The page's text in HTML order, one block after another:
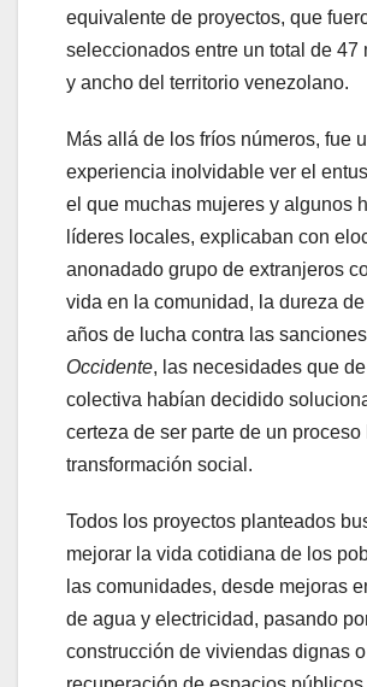
equivalente de proyectos, que
seleccionados entre un total de 47
y ancho del territorio venezolano.
Más allá de los fríos números, fue
experiencia inolvidable ver el
el que muchas mujeres y algunos
líderes locales, explicaban con
anonadado grupo de extranjeros
vida en la comunidad, la dureza
años de lucha contra las
Occidente, las necesidades que
colectiva habían decidido
certeza de ser parte de un
transformación social.
Todos los proyectos planteados
mejorar la vida cotidiana de los
las comunidades, desde mejoras
de agua y electricidad, pasando
construcción de viviendas dignas